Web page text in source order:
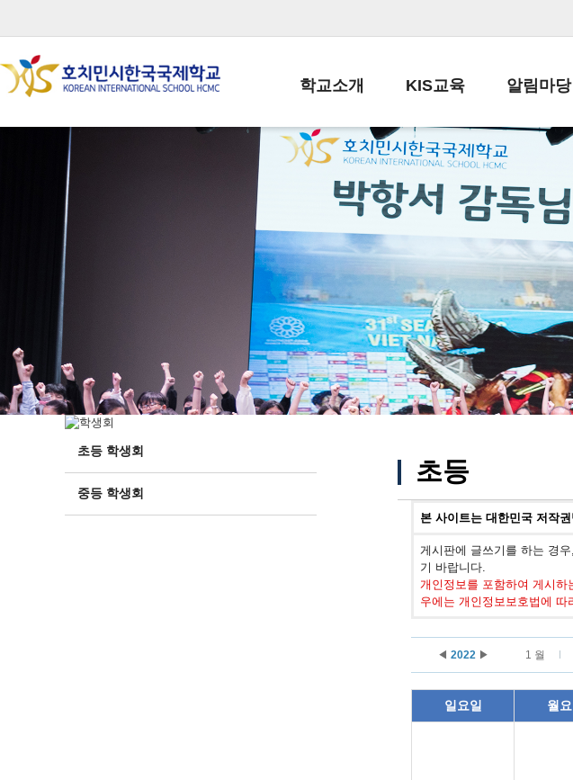
학교소개
학교장인사말
학교상징
학교연혁
교직원현황
학생현황
위치/전화
전경사진
KIS교육
교육목표
학사일정
일과시간표
성과평가자료
알림마당
공지사항
납부금 안내
스쿨버스 운
급식안내
서식자료실
학부모방
정기고사 기
초등 학생회
중등 학생회
초등
본 사이트는 대한민국 저작
게시판에 글쓰기를 하는 경
기 바랍니다.
개인정보를 포함하여 게시
우에는 개인정보보호법에
◀ 2022 ▶ 1 월
일요일 월요